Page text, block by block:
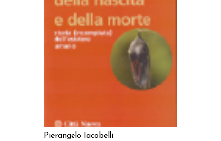
AGGIUNGI AL CARRELLO
Pierangelo Iacobelli